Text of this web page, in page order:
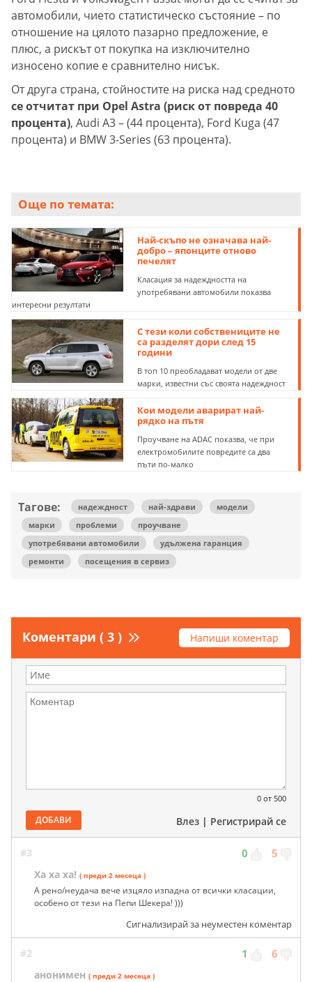
автомобили, чието статистическо състояние – по
отношение на цялото пазарно предложение, е
плюс, а рискът от покупка на изключително
износено копие е сравнително нисък.
От друга страна, стойностите на риска над средното
се отчитат при Opel Astra (риск от повреда 40
процента), Audi A3 – (44 процента), Ford Kuga (47
процента) и BMW 3-Series (63 процента).
Още по темата:
Най-скъпо не означава най-
добро – японците отново
печелят
Класация за надеждността на
употребявани автомобили показва
интересни резултати
С тези коли собствениците не
са разделят дори след 15
години
В топ 10 преобладават модели от две
марки, известни със своята надеждност
Кои модели аварират най-
рядко на пътя
Проучване на ADAC показва, че при
електромобилите повредите са два
пъти по-малко
Тагове: надеждност най-здрави
модели
марки
проблеми
проучване
употребявани автомобили
удължена гаранция
ремонти
посещения в сервиз
Коментари ( 3 ) Напиши коментар
0 от 500
ДОБАВИ Влез | Регистрирай се
#3 0 5
Ха ха ха! ( преди 2 месеца )
А рено/неудача вече изцяло изпадна от всички класации,
особено от тези на Пепи Шекера! )))
Сигнализирай за неуместен коментар
#2 1 6
анонимен ( преди 2 месеца )